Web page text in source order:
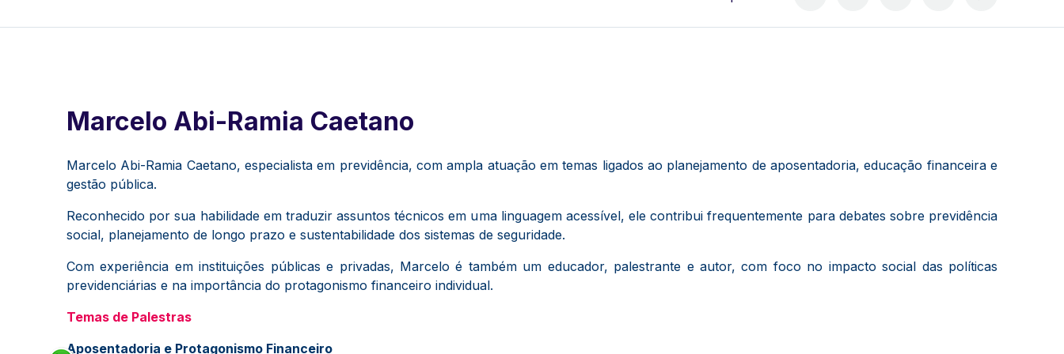
Marcelo Abi-Ramia Caetano
Marcelo Abi-Ramia Caetano, especialista em previdência, com ampla atuação em temas ligados ao planejamento de aposentadoria, educação financeira e
gestão pública.
Reconhecido por sua habilidade em traduzir assuntos técnicos em uma linguagem acessível, ele contribui frequentemente para debates sobre previdência
social, planejamento de longo prazo e sustentabilidade dos sistemas de seguridade.
Com experiência em instituições públicas e privadas, Marcelo é também um educador, palestrante e autor, com foco no impacto social das políticas
previdenciárias e na importância do protagonismo financeiro individual.
Temas de Palestras
Aposentadoria e Protagonismo Financeiro